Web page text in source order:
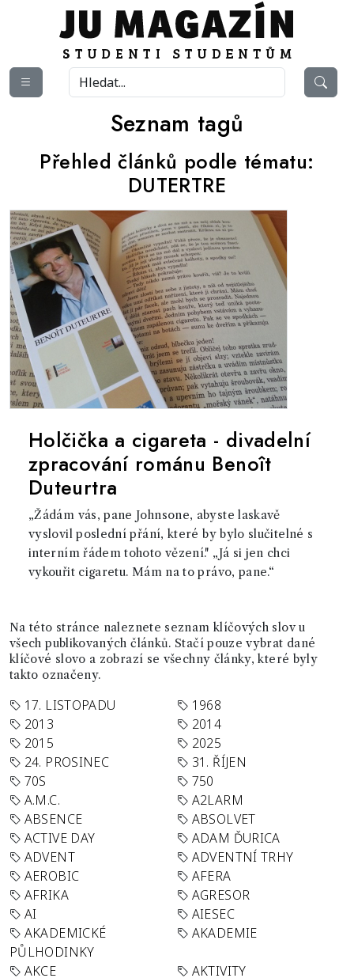
Seznam tagů
Přehled článků podle tématu:
DUTERTRE
Holčička a cigareta - divadelní
zpracování románu Benoît
Duteurtra
„Žádám vás, pane Johnsone, abyste laskavě
vyslovil poslední přání, které by bylo slučitelné s
interním řádem tohoto vězení." „Já si jen chci
vykouřit cigaretu. Mám na to právo, pane.“
Na této stránce naleznete seznam klíčových slov u
všech publikovaných článků. Stačí pouze vybrat dané
klíčové slovo a zobrazí se všechny články, které byly
takto označeny.
17. LISTOPADU
1968
2013
2014
2015
2025
24. PROSINEC
31. ŘÍJEN
70S
750
A.M.C.
A2LARM
ABSENCE
ABSOLVET
ACTIVE DAY
ADAM ĎURICA
ADVENT
ADVENTNÍ TRHY
AEROBIC
AFERA
AFRIKA
AGRESOR
AI
AIESEC
AKADEMICKÉ
PŮLHODINKY
AKADEMIE
AKCE
AKTIVITY